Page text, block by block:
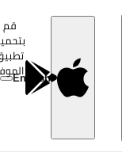
قم
بتحميل
تطبيق
الموفرEnglish